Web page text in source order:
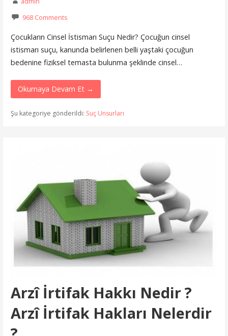
968 Comments
Çocukların Cinsel İstismarı Suçu Nedir? Çocuğun cinsel
istismarı suçu, kanunda belirlenen belli yaştaki çocuğun
bedenine fiziksel temasta bulunma şeklinde cinsel…
Okumaya Devam Et →
Şu kategoriye gönderildi: Suç Unsurları
Arzî İrtifak Hakkı Nedir ?
Arzî İrtifak Hakları Nelerdir